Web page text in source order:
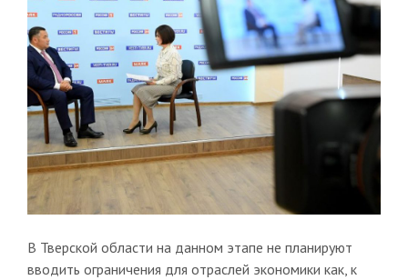
В Тверской области на данном этапе не планируют
вводить ограничения для отраслей экономики как, к